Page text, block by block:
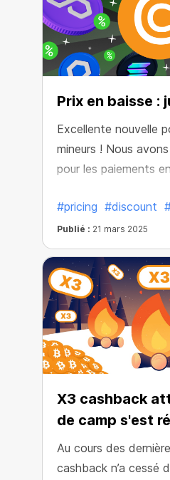
Prix en baisse :
Excellente nouvelle
mineurs ! Nous
pour les paiements
Désormais, payer
rapporte encore plus
#pricing #discount
Publié : 21 mars 2025
X3 cashback
de camp s'est
Au cours des
cashback n’a cessé